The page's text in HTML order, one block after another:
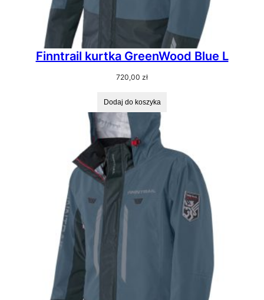
Finntrail kurtka GreenWood Blue L
720,00 zł
Dodaj do koszyka